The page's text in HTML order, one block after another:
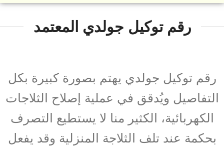
رقم توكيل جولدي المعتمد
رقم توكيل جولدي يهتم بصورة كبيرة بكل
التفاصيل ويُدقق في عملية إصلاح الثلاجات
الكهربائية، الكثير منا لا يستطيع التصرف
بحكمة عند تلف الثلاجة المنزلية وقد يفعل